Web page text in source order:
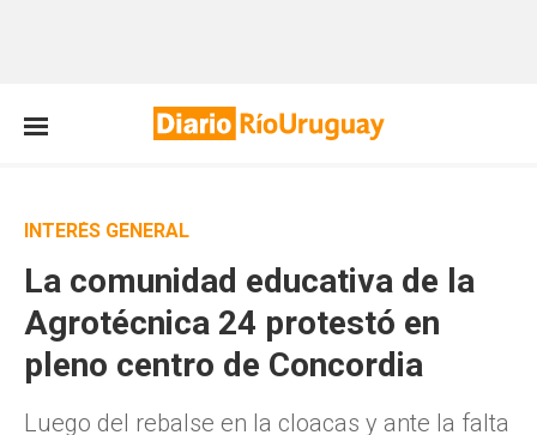
INTERÉS GENERAL
La comunidad educativa de la
Agrotécnica 24 protestó en
pleno centro de Concordia
Luego del rebalse en la cloacas y ante la falta